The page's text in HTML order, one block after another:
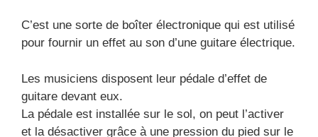
C’est une sorte de boîter électronique qui est utilisé
pour fournir un effet au son d’une guitare électrique.
Les musiciens disposent leur pédale d’effet de
guitare devant eux.
La pédale est installée sur le sol, on peut l’activer
et la désactiver grâce à une pression du pied sur le